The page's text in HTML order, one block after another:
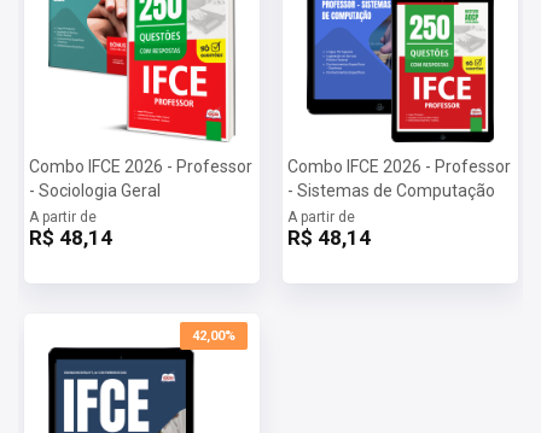
Combo IFCE 2026 - Professor
- Sociologia Geral
A partir de
R$ 48,14
Combo IFCE 2026 - Professor
- Sistemas de Computação
A partir de
R$ 48,14
42,00%